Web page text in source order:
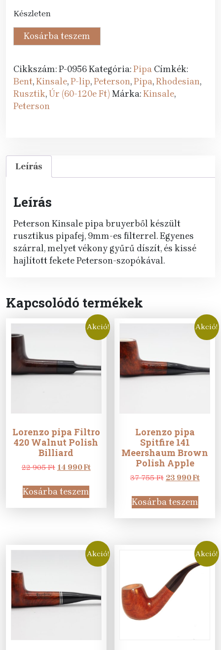
91
289 Ft.
82
990 Ft.
Készleten
Peterson
pipa
XL14
Rustic
P-
lip
Kosárba teszem
Cikkszám:P-0956Kategória:Pipa Címkék:
Bent,Kinsale,P-lip,Peterson,Pipa,Rhodesian,
Rusztik,Úr (60-120e Ft) Márka:Kinsale,
Peterson
Leírás
Leírás
Peterson Kinsale pipa bruyerből készült
rusztikus pipafej, 9mm-es filterrel. Egyenes
szárral, melyet vékony gyűrű díszít, és kissé
hajlított fekete Peterson-szopókával.
Kapcsolódó termékek
Akció!
Lorenzo pipa Filtro
420 Walnut Polish
Billiard
22 905Ft Original
was:
22
905 Ft.
14 990FtCurrent
990 Ft.
Kosárba teszem
Akció!
Lorenzo pipa
Spitfire 141
Meershaum Brown
Polish Apple
37 755Ft Original
was:
37
755 Ft.
23 990Ft
990
Kosárba teszem
Akció! Akció!